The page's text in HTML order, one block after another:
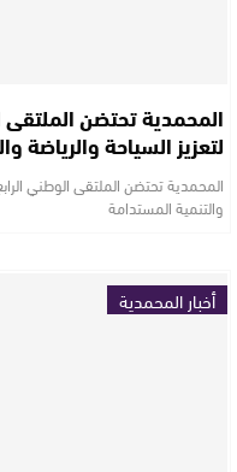
المحمدية تحتضن الملتقى
لتعزيز السياحة والرياضة
المحمدية تحتضن الملتقى الوطني
والتنمية المستدامة
أخبار المحمدية